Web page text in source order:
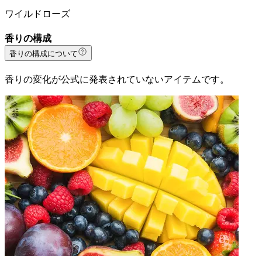
ワイルドローズ
香りの構成
香りの構成について
香りの変化が公式に発表されていないアイテムです。